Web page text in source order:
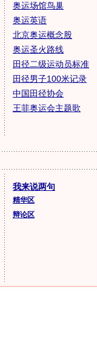
奥运场馆鸟巢
奥运英语
北京奥运概念股
奥运圣火路线
田径二级运动员标准
田径男子100米记录
中国田径协会
王菲奥运会主题歌
我来说两句
精华区
辩论区